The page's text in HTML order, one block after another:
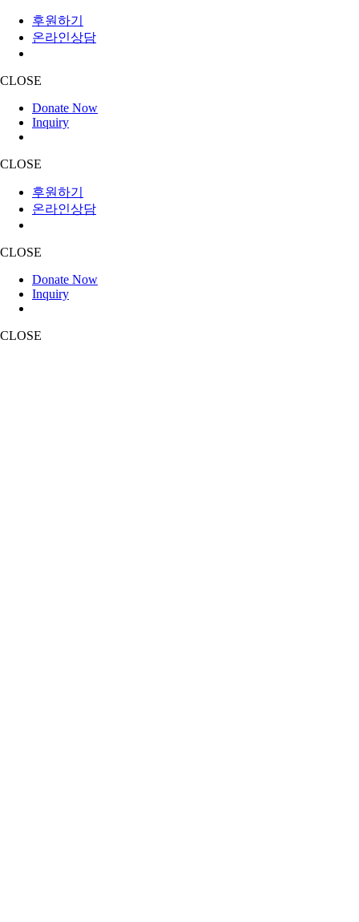
후원하기
온라인상담
CLOSE
Donate Now
Inquiry
CLOSE
후원하기
온라인상담
CLOSE
Donate Now
Inquiry
CLOSE